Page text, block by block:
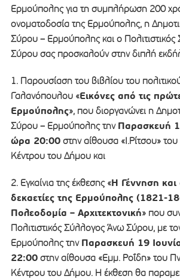
Ερμούπολης για τη συμπλήρωση 200
ονοματοδοσία της Ερμούπολης, η
Σύρου – Ερμούπολης και ο
Σύρου σας προσκαλούν στην διπλή
1. Παρουσίαση του βιβλίου του
Γαλανόπουλου «Εικόνες από τις
Ερμούπολης», που διοργανώνει η
Σύρου – Ερμούπολης την Παρασκευή
ώρα 20:00στην αίθουσα «Ι.Ρίτσου»
Κέντρου του Δήμου και
2. Εγκαίνια της έκθεσης «Η Γέννηση και
δεκαετίες της Ερμούπολης (1821-
Πολεοδομία – Αρχιτεκτονική» που
Πολιτιστικός Σύλλογος Άνω Σύρου, με
Ερμούπολης την Παρασκευή 19
22:00στην αίθουσα «Εμμ. Ροΐδη» του
Κέντρου του Δήμου. Η έκθεση θα